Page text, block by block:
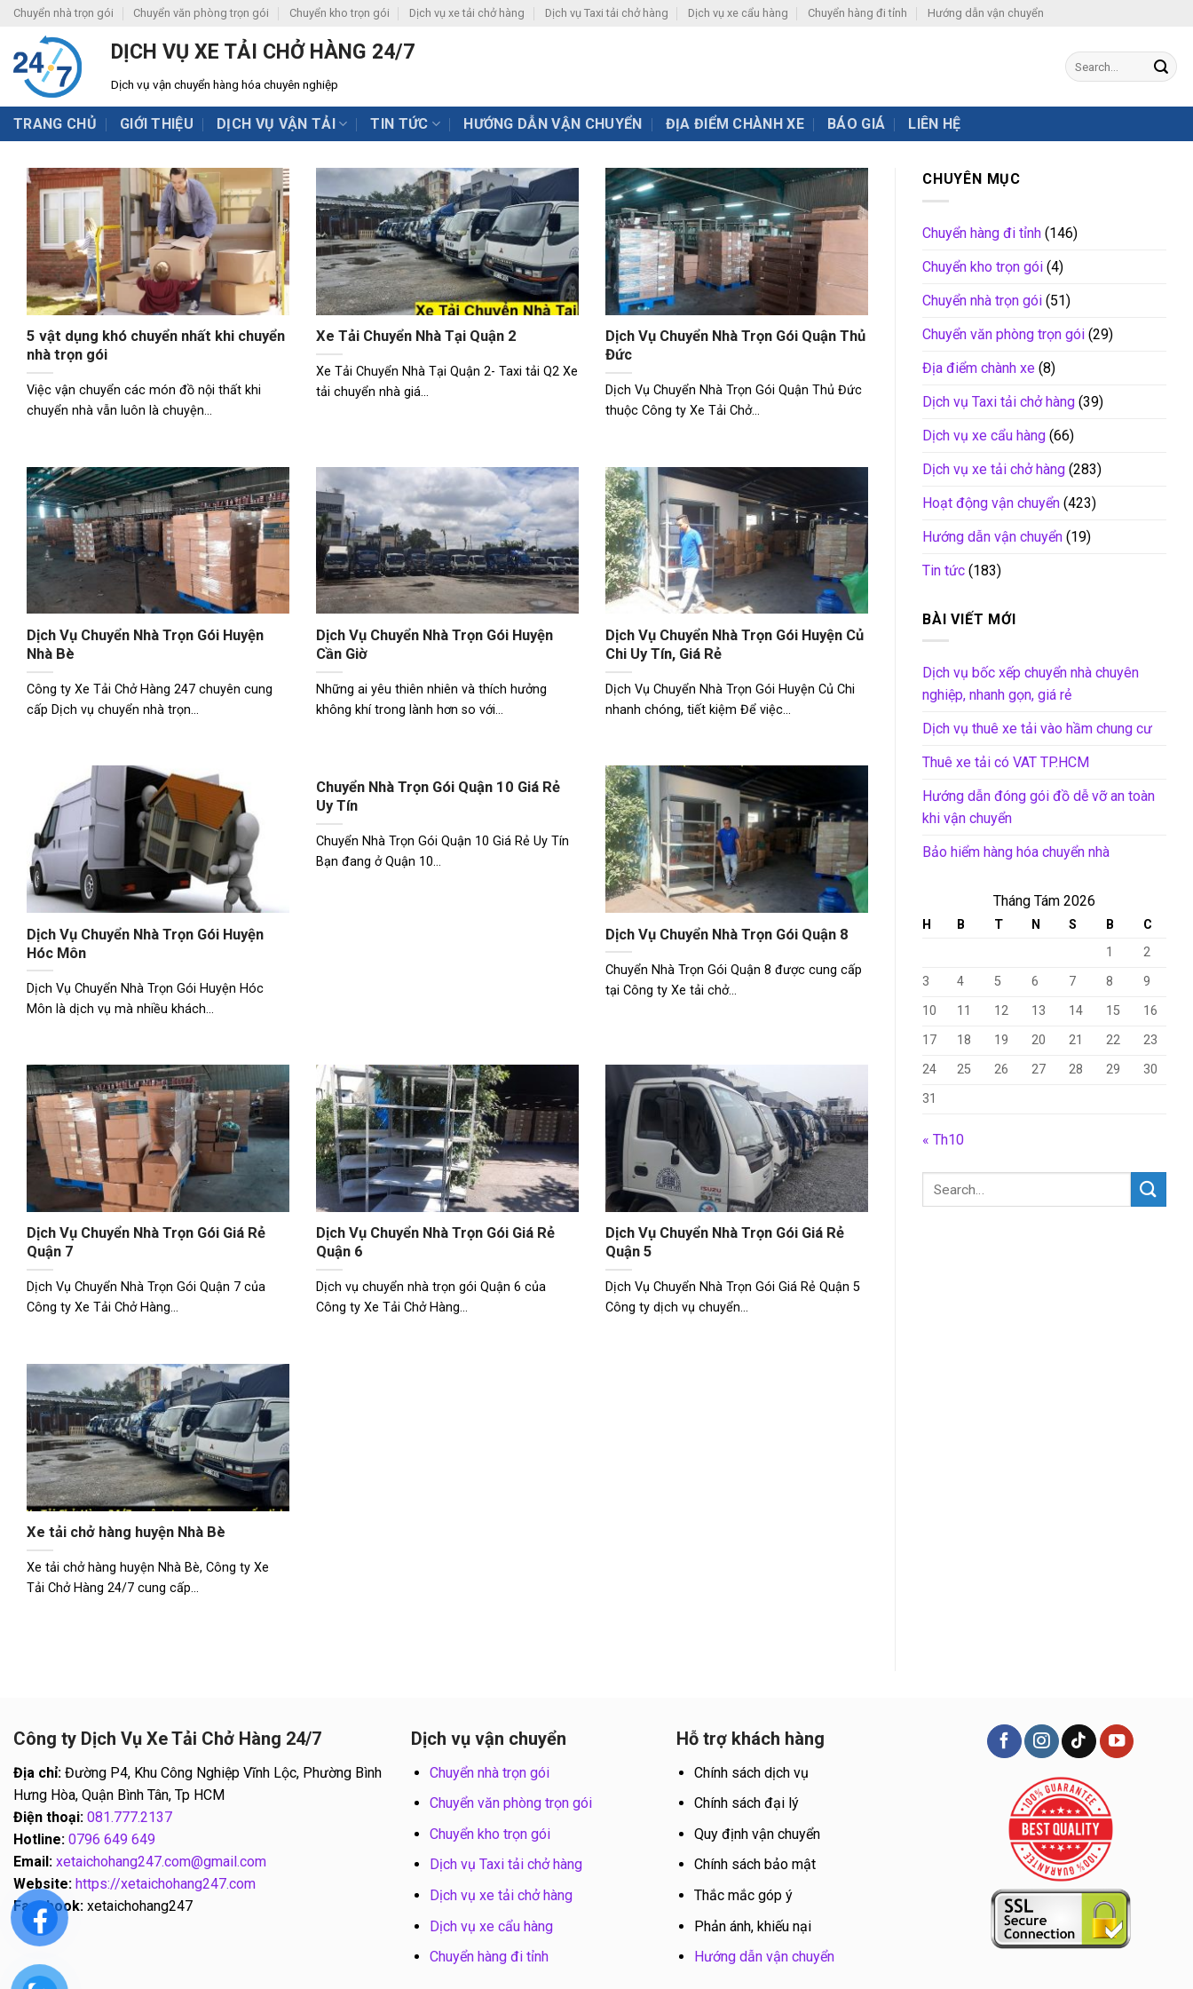
Skip
content
Chuyển nhà trọn gói Chuyển văn phòng trọn gói Chuyển kho trọn gói Dịch vụ xe tải chở hàng Dịch vụ Taxi tải chở hàng Dịch vụ xe cẩu hàng Chuyển hàng đi tỉnh Hướng dẫn vận chuyển
DỊCH VỤ XE TẢI CHỞ HÀNG 24/7
Dịch vụ vận chuyển hàng hóa chuyên nghiệp
TRANG CHỦ GIỚI THIỆU DỊCH VỤ VẬN TẢI TIN TỨC HƯỚNG DẪN VẬN CHUYỂN ĐỊA ĐIỂM CHÀNH XE BÁO GIÁ LIÊN HỆ
5 vật dụng khó chuyển nhất khi chuyển
nhà trọn gói
Việc vận chuyển các món đồ nội thất khi
chuyển nhà vẫn luôn là chuyện...
Xe Tải Chuyển Nhà Tại Quận 2
Xe Tải Chuyển Nhà Tại Quận 2- Taxi tải Q2 Xe
tải chuyển nhà giá...
Dịch Vụ Chuyển Nhà Trọn Gói Quận Thủ
Đức
Dịch Vụ Chuyển Nhà Trọn Gói Quận Thủ Đức
thuộc Công ty Xe Tải Chở...
Dịch Vụ Chuyển Nhà Trọn Gói Huyện
Nhà Bè
Công ty Xe Tải Chở Hàng 247 chuyên cung
cấp Dịch vụ chuyển nhà trọn...
Dịch Vụ Chuyển Nhà Trọn Gói Huyện
Cần Giờ
Những ai yêu thiên nhiên và thích hưởng
không khí trong lành hơn so với...
Dịch Vụ Chuyển Nhà Trọn Gói Huyện Củ
Chi Uy Tín, Giá Rẻ
Dịch Vụ Chuyển Nhà Trọn Gói Huyện Củ Chi
nhanh chóng, tiết kiệm Để việc...
Dịch Vụ Chuyển Nhà Trọn Gói Huyện
Hóc Môn
Dịch Vụ Chuyển Nhà Trọn Gói Huyện Hóc
Môn là dịch vụ mà nhiều khách...
Chuyển Nhà Trọn Gói Quận 10 Giá Rẻ
Uy Tín
Chuyển Nhà Trọn Gói Quận 10 Giá Rẻ Uy Tín
Bạn đang ở Quận 10...
Dịch Vụ Chuyển Nhà Trọn Gói Quận 8
Chuyển Nhà Trọn Gói Quận 8 được cung cấp
tại Công ty Xe tải chở...
Dịch Vụ Chuyển Nhà Trọn Gói Giá Rẻ
Quận 7
Dịch Vụ Chuyển Nhà Trọn Gói Quận 7 của
Công ty Xe Tải Chở Hàng...
Dịch Vụ Chuyển Nhà Trọn Gói Giá Rẻ
Quận 6
Dịch vụ chuyển nhà trọn gói Quận 6 của
Công ty Xe Tải Chở Hàng...
Dịch Vụ Chuyển Nhà Trọn Gói Giá Rẻ
Quận 5
Dịch Vụ Chuyển Nhà Trọn Gói Giá Rẻ Quận 5
Công ty dịch vụ chuyển...
Xe tải chở hàng huyện Nhà Bè
Xe tải chở hàng huyện Nhà Bè, Công ty Xe
Tải Chở Hàng 24/7 cung cấp...
CHUYÊN MỤC
Chuyển hàng đi tỉnh (146)
Chuyển kho trọn gói (4)
Chuyển nhà trọn gói (51)
Chuyển văn phòng trọn gói (29)
Địa điểm chành xe (8)
Dịch vụ Taxi tải chở hàng (39)
Dịch vụ xe cẩu hàng (66)
Dịch vụ xe tải chở hàng (283)
Hoạt động vận chuyển (423)
Hướng dẫn vận chuyển (19)
Tin tức (183)
BÀI VIẾT MỚI
Dịch vụ bốc xếp chuyển nhà chuyên
nghiệp, nhanh gọn, giá rẻ
Dịch vụ thuê xe tải vào hầm chung cư
Thuê xe tải có VAT TP.HCM
Hướng dẫn đóng gói đồ dễ vỡ an toàn
khi vận chuyển
Bảo hiểm hàng hóa chuyển nhà
Tháng Tám 2026
H B T N S B
C
1
2
3
4 5 6 7 8
9
10
11 12 13 14 15
16
17
18 19 20 21 22
23
24
25 26 27 28 29
30
31
« Th10
Công ty Dịch Vụ Xe Tải Chở Hàng 24/7
Địa chỉ: Đường P4, Khu Công Nghiệp Vĩnh Lộc, Phường Bình
Hưng Hòa, Quận Bình Tân, Tp HCM
Điện thoại: 081.777.2137
Hotline: 0796 649 649
Email: xetaichohang247.com@gmail.com
Website: https://xetaichohang247.com
Facebook: xetaichohang247
Dịch vụ vận chuyển
Chuyển nhà trọn gói
Chuyển văn phòng trọn gói
Chuyển kho trọn gói
Dịch vụ Taxi tải chở hàng
Dịch vụ xe tải chở hàng
Dịch vụ xe cẩu hàng
Chuyển hàng đi tỉnh
Hỗ trợ khách hàng
Chính sách dịch vụ
Chính sách đại lý
Quy định vận chuyển
Chính sách bảo mật
Thắc mắc góp ý
Phản ánh, khiếu nại
Hướng dẫn vận chuyển